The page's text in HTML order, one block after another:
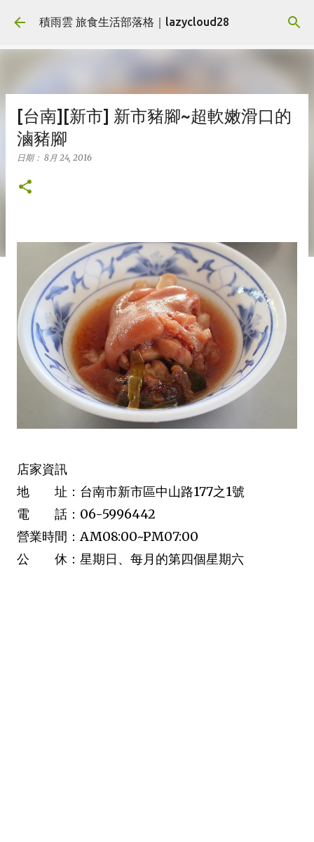
跳到主要內容
積雨雲 旅食生活部落格｜lazycloud28
[台南][新市] 新市豬腳~超軟嫩滑口的
滷豬腳
日期： 8月 24, 2016
店家資訊
地 址：台南市新市區中山路177之1號
電 話：06-5996442
營業時間：AM08:00~PM07:00
公 休：星期日、每月的第四個星期六